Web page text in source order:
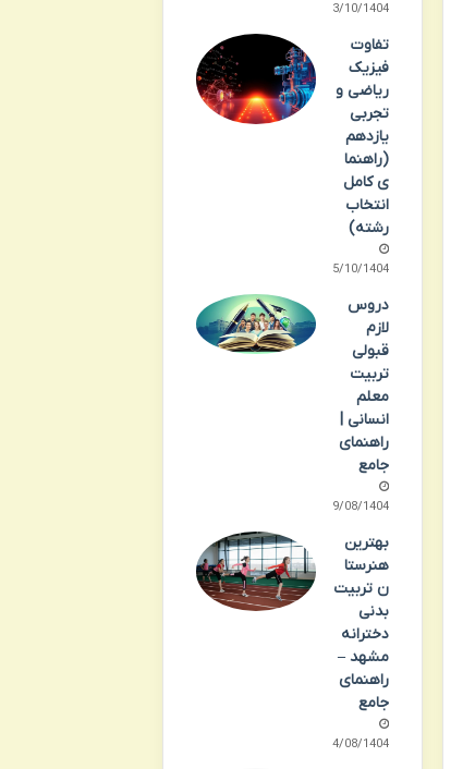
13/10/1404
تفاوت
فیزیک
ریاضی و
تجربی
یازدهم
(راهنما
ی کامل
انتخاب
رشته)
15/10/1404
دروس
لازم
قبولی
تربیت
معلم
انسانی |
راهنمای
جامع
19/08/1404
بهترین
هنرستا
ن تربیت
بدنی
دخترانه
مشهد –
راهنمای
جامع
14/08/1404